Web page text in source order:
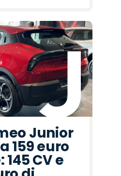
Junior
159 euro
CV e